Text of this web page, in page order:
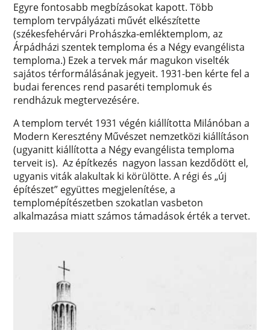
Egyre fontosabb megbízásokat kapott. Több
templom tervpályázati művét elkészítette
(székesfehérvári Prohászka-emléktemplom, az
Árpádházi szentek temploma és a Négy evangélista
temploma.) Ezek a tervek már magukon viselték
sajátos térformálásának jegyeit. 1931-ben kérte fel a
budai ferences rend pasaréti templomuk és
rendházuk megtervezésére.
A templom tervét 1931 végén kiállította Milánóban a
Modern Keresztény Művészet nemzetközi kiállításon
(ugyanitt kiállította a Négy evangélista temploma
terveit is). Az építkezés nagyon lassan kezdődött el,
ugyanis viták alakultak ki körülötte. A régi és „új
építészet” együttes megjelenítése, a
templomépítészetben szokatlan vasbeton
alkalmazása miatt számos támadások érték a tervet.